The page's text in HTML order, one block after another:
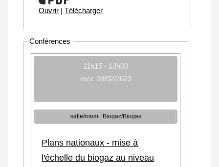
Ouvrir | Télécharger
Conférences
11h15 - 13h00
mer. 08/02/2023
salle/room : Biogaz/Biogas
Plans nationaux - mise à
l'échelle du biogaz au niveau